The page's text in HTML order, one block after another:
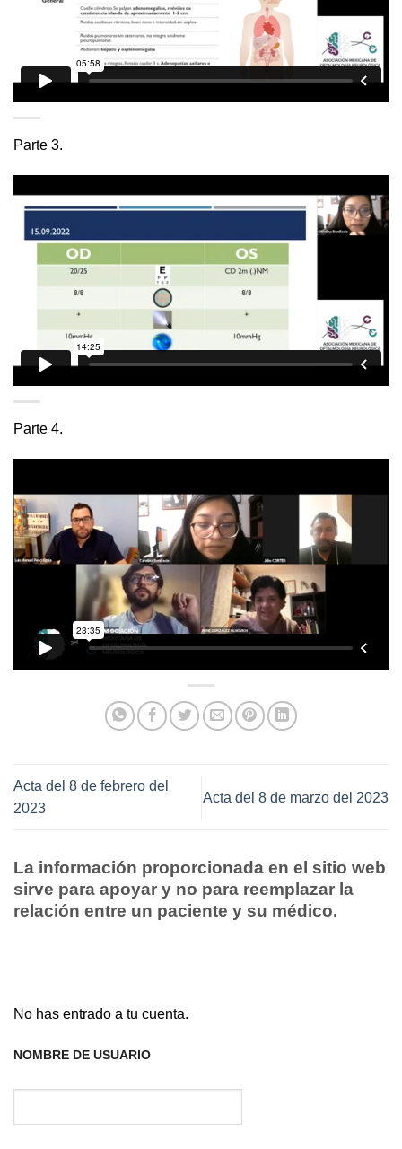
Parte 3.
Parte 4.
Acta del 8 de febrero del
2023
Acta del 8 de marzo del 2023
La información proporcionada en el sitio web
sirve para apoyar y no para reemplazar la
relación entre un paciente y su médico.
No has entrado a tu cuenta.
NOMBRE DE USUARIO